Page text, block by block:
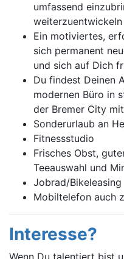
umfassend
weiterzuentwickeln
Ein motiviertes,
sich permanent
und sich auf Dich
Du findest Deinen
modernen Büro in
der Bremer City
Sonderurlaub an
Fitnessstudio
Frisches Obst,
Teeauswahl und
Jobrad/Bikeleasing
Mobiltelefon auch
Interesse?
Wenn Du talentiert bist